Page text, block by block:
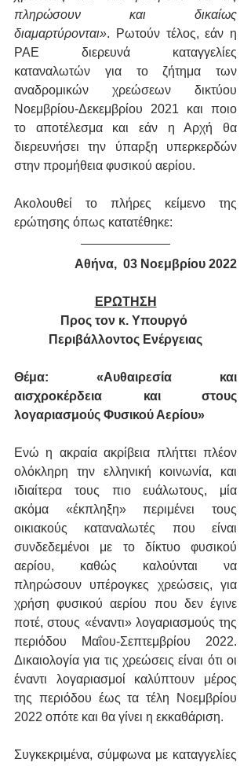
πληρώσουν και δικαίως
διαμαρτύρονται». Ρωτούν τέλος, εάν η
ΡΑΕ διερευνά καταγγελίες
καταναλωτών για το ζήτημα των
αναδρομικών χρεώσεων δικτύου
Νοεμβρίου-Δεκεμβρίου 2021 και ποιο
το αποτέλεσμα και εάν η Αρχή θα
διερευνήσει την ύπαρξη υπερκερδών
στην προμήθεια φυσικού αερίου.
Ακολουθεί το πλήρες κείμενο της
ερώτησης όπως κατατέθηκε:
Αθήνα,  03 Νοεμβρίου 2022
ΕΡΩΤΗΣΗ
Προς τον κ. Υπουργό
Περιβάλλοντος Ενέργειας
Θέμα: «Αυθαιρεσία και
αισχροκέρδεια και στους
λογαριασμούς Φυσικού Αερίου»
Ενώ η ακραία ακρίβεια πλήττει πλέον
ολόκληρη την ελληνική κοινωνία, και
ιδιαίτερα τους πιο ευάλωτους, μία
ακόμα «έκπληξη» περιμένει τους
οικιακούς καταναλωτές που είναι
συνδεδεμένοι με το δίκτυο φυσικού
αερίου, καθώς καλούνται να
πληρώσουν υπέρογκες χρεώσεις, για
χρήση φυσικού αερίου που δεν έγινε
ποτέ, στους «έναντι» λογαριασμούς της
περιόδου Μαΐου-Σεπτεμβρίου 2022.
Δικαιολογία για τις χρεώσεις είναι ότι οι
έναντι λογαριασμοί καλύπτουν μέρος
της περιόδου έως τα τέλη Νοεμβρίου
2022 οπότε και θα γίνει η εκκαθάριση.
Συγκεκριμένα, σύμφωνα με καταγγελίες